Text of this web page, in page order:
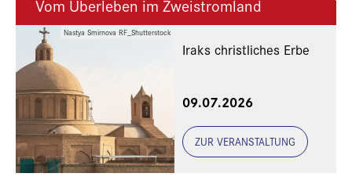
Nastya Smirnova RF_Shutterstock
Vom Überleben im Zweistromland
Iraks christliches Erbe
Freunde und Gönner
09.07.2026
ZUR VERANSTALTUNG